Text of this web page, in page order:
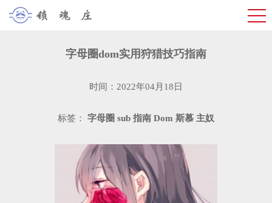
字母圈dom实用狩猎技巧指南
时间：2022年04月18日
标签： 字母圈 sub 指南 Dom 斯慕 主奴